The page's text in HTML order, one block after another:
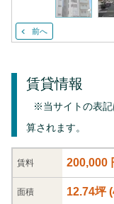
前へ
賃貸情報
※当サイトの表記
算されます。
賃料 200,000
面積 12.74坪(